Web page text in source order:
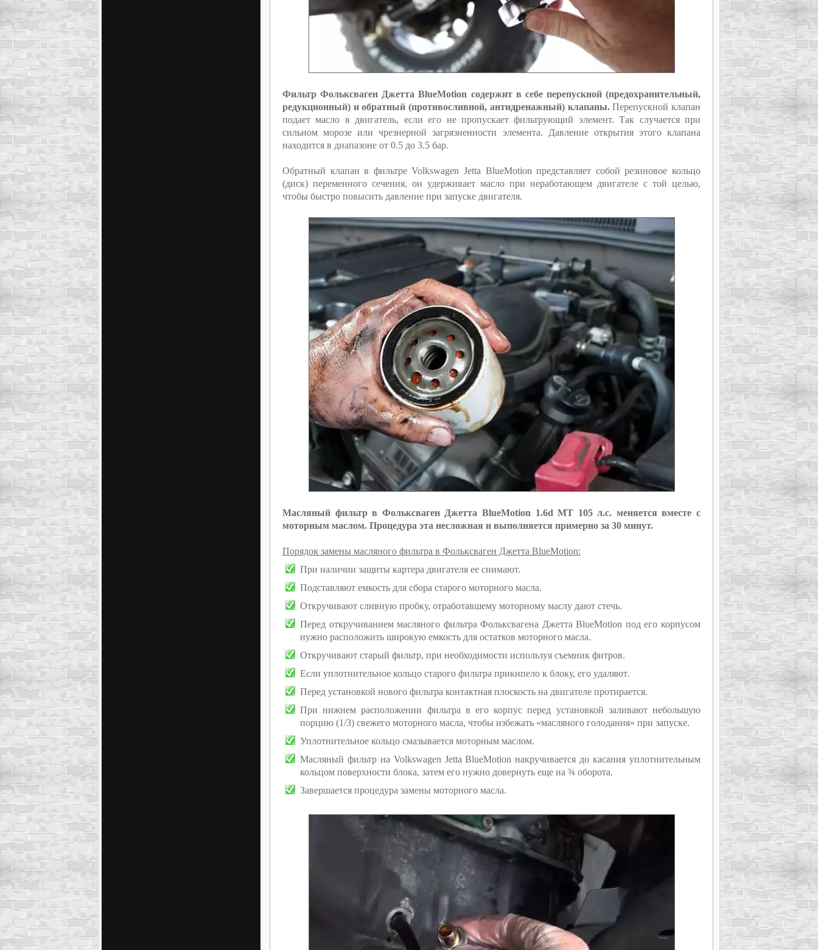
Фильтр Фольксваген Джетта BlueMotion содержит в себе перепускной (предохранительный,
редукционный) и обратный (противосливной, антидренажный) клапаны.Перепускной клапан
подает масло в двигатель, если его не пропускает фильтрующий элемент. Так случается при
сильном морозе или чрезнерной загрязненности элемента. Давление открытия этого клапана
находится в диапазоне от 0.5 до 3.5 бар.
Обратный клапан в фильтре Volkswagen Jetta BlueMotion представляет собой резиновое кольцо
(диск) переменного сечения, он удерживает масло при неработающем двигателе с той целью,
чтобы быстро повысить давление при запуске двигателя.
Масляный фильтр в Фольксваген Джетта BlueMotion 1.6d MT 105 л.с. меняется вместе с
моторным маслом. Процедура эта несложная и выполняется примерно за 30 минут.
Порядок замены масляного фильтра в Фольксваген Джетта BlueMotion:
При наличии защиты картера двигателя ее снимают.
Подставляют емкость для сбора старого моторного масла.
Откручивают сливную пробку, отработавшему моторному маслу дают стечь.
Перед откручиванием масляного фильтра Фольксвагена Джетта BlueMotion под его корпусом
нужно расположить широкую емкость для остатков моторного масла.
Откручивают старый фильтр, при необходимости используя съемник фитров.
Если уплотнительное кольцо старого фильтра прикипело к блоку, его удаляют.
Перед установкой нового фильтра контактная плоскость на двигателе протирается.
При нижнем расположении фильтра в его корпус перед установкой заливают небольшую
порцию (1/3) свежего моторного масла, чтобы избежать «масляного голодания» при запуске.
Уплотнительное кольцо смазывается моторным маслом.
Масляный фильтр на Volkswagen Jetta BlueMotion накручивается до касания уплотнительным
кольцом поверхности блока, затем его нужно довернуть еще на ¾ оборота.
Завершается процедура замены моторного масла.